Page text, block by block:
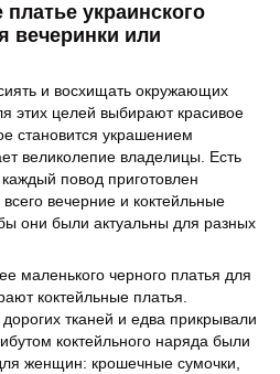
украинского
вечеринки или
и восхищать окружающих
этих целей выбирают красивое
становится украшением
великолепие владелицы. Есть
повод приготовлен
вечерние и коктейльные
они были актуальны для разных
маленького черного платья для
коктейльные платья.
тканей и едва прикрывали
коктейльного наряда были
женщин: крошечные сумочки,